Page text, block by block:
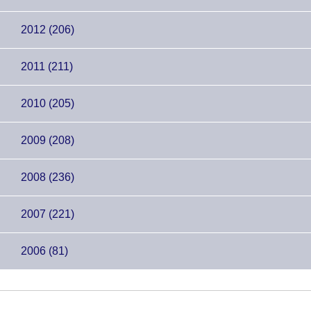
2012 (206)
2011 (211)
2010 (205)
2009 (208)
2008 (236)
2007 (221)
2006 (81)